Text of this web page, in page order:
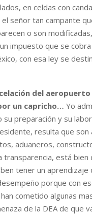
en celdas con
señor tan campante
o son modificadas,
impuesto que se
con esa ley se
del
un capricho… Yo
su preparación y su
resulta que
aduaneros,
está bien
tener un
porque con
cometido algunas
de la DEA de que